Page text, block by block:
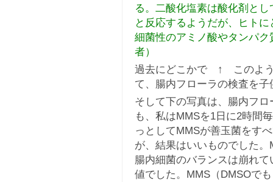
る。二酸化塩素は酸化剤と
と反応するようだが、ヒト
細菌性のアミノ酸やタンパ
者）
過去にどこかで ↑ このよう
て、腸内フローラの検査を
そして下の写真は、腸内フ
も、私はMMSを1日に2時間
っとしてMMSが善玉菌をす
が、結果はいいものでした
腸内細菌のバランスは崩れ
値でした。MMS（DMSOで